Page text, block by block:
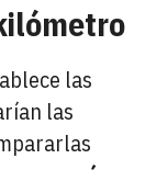
las
las